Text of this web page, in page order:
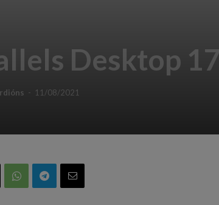
Desktop
- 11/08/2021